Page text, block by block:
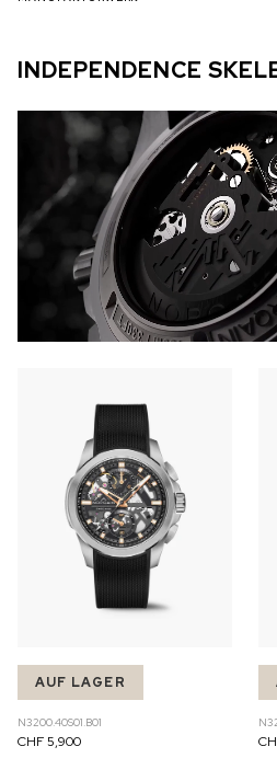
INDEPENDENCE
AUF LAGER
N3200.40S01.B01
CHF 5,900